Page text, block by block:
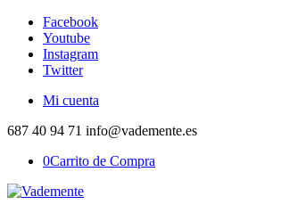
Facebook
Youtube
Instagram
Twitter
Mi cuenta
687 40 94 71 info@vademente.es
0Carrito de Compra